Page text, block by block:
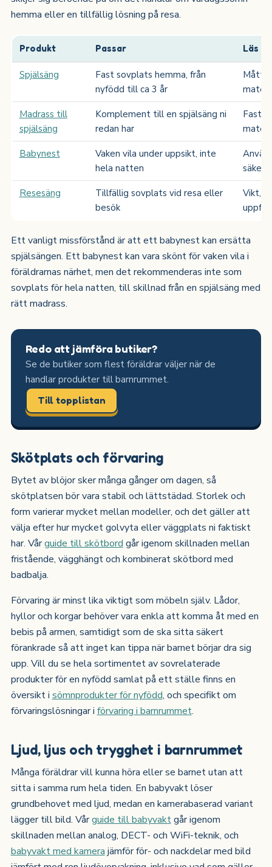
hemma eller en tillfällig lösning på resa.
Produkt Passar Läs
Spjälsäng
Fast sovplats hemma, från
nyfödd till ca 3 år
Mått,
Madrass till
spjälsäng
Komplement till en spjälsäng ni
redan har
Babynest
Vaken vila under uppsikt, inte
hela natten
Resesäng
Tillfällig sovplats vid resa eller
besök
Vikt,
Ett vanligt missförstånd är att ett babynest kan ersätta
spjälsängen. Ett babynest kan vara skönt för vaken vila i
föräldrarnas närhet, men det rekommenderas inte som
sovplats för hela natten, till skillnad från en spjälsäng med
rätt madrass.
Redo att jämföra butiker?
Se de butiker som flest föräldrar väljer när de
handlar produkter till barnrummet.
Till topplistan
Skötplats och förvaring
Bytet av blöjor sker många gånger om dagen, så
skötplatsen bör vara stabil och lättstädad. Storlek och
form varierar mycket mellan modeller, och det gäller att
välja efter hur mycket golvyta eller väggplats ni faktiskt
har. Vårguide till skötbord går igenom skillnaden mellan
fristående, vägghängt och kombinerat skötbord med
badbalja.
Förvaring är minst lika viktigt som möbeln själv. Lådor,
hyllor och korgar behöver vara enkla att komma åt med en
bebis på armen, samtidigt som de ska sitta säkert
förankrade så att inget kan tippa när barnet börjar dra sig
upp. Vill du se hela sortimentet av sovrelaterade
produkter för en nyfödd samlat på ett ställe finns en
översikt i sömnprodukter för nyfödd, och specifikt om
förvaringslösningar i förvaring i barnrummet.
Ljud, ljus och trygghet i barnrummet
Många föräldrar vill kunna höra eller se barnet utan att
sitta i samma rum hela tiden. En babyvakt löser
grundbehovet med ljud, medan en kamerabaserad variant
lägger till bild. Vårguide till babyvaktgår igenom
skillnaden mellan analog, DECT- och WiFi-teknik, och
babyvakt med kamera jämför för- och nackdelar med bild